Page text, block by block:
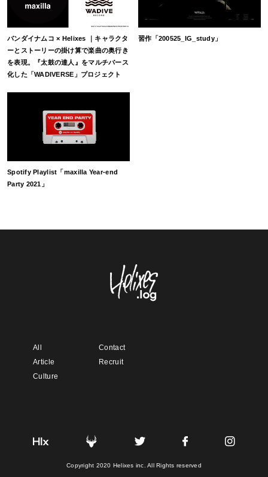
バンダイナムコ × Helixes ｜キャラクタ
ーとストーリーの掛け算で楽曲の奥行き
を表現。『太鼓の達人』をマルチバース
化した「WADIVERSE」プロジェクト
習作「200525_IG_study」
Spotify Playlist「maxilla Year-end
Party 2021」
All
Article
Culture
Contact
Recruit
Copyright 2020 Helixes inc. All Rights reserved